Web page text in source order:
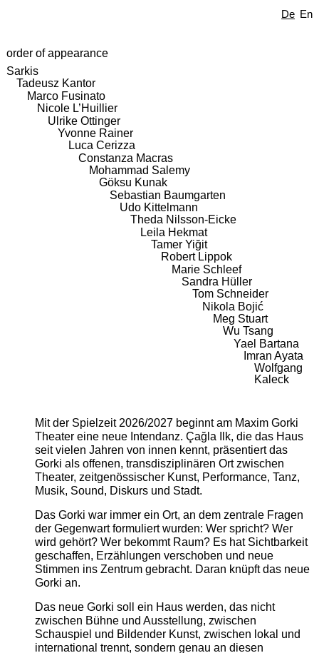
De En
order of appearance
Sarkis
Tadeusz Kantor
Marco Fusinato
Nicole L’Huillier
Ulrike Ottinger
Yvonne Rainer
Luca Cerizza
Constanza Macras
Mohammad Salemy
Göksu Kunak
Sebastian Baumgarten
Udo Kittelmann
Theda Nilsson-Eicke
Leila Hekmat
Tamer Yiğit
Robert Lippok
Marie Schleef
Sandra Hüller
Tom Schneider
Nikola Bojić
Meg Stuart
Wu Tsang
Yael Bartana
Imran Ayata
Wolfgang
Kaleck
Mit der Spielzeit 2026/2027 beginnt am Maxim Gorki
Theater eine neue Intendanz. Çağla Ilk, die das Haus
seit vielen Jahren von innen kennt, präsentiert das
Gorki als offenen, transdisziplinären Ort zwischen
Theater, zeitgenössischer Kunst, Performance, Tanz,
Musik, Sound, Diskurs und Stadt.
Das Gorki war immer ein Ort, an dem zentrale Fragen
der Gegenwart formuliert wurden: Wer spricht? Wer
wird gehört? Wer bekommt Raum? Es hat Sichtbarkeit
geschaffen, Erzählungen verschoben und neue
Stimmen ins Zentrum gebracht. Daran knüpft das neue
Gorki an.
Das neue Gorki soll ein Haus werden, das nicht
zwischen Bühne und Ausstellung, zwischen
Schauspiel und Bildender Kunst, zwischen lokal und
international trennt, sondern genau an diesen